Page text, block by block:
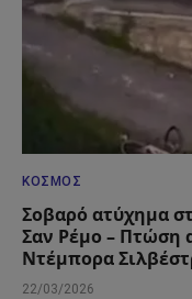
ΚΌΣΜΟΣ
Σοβαρό ατύχημα
Σαν Ρέμο – Πτώση
Ντέμπορα
22/03/2026